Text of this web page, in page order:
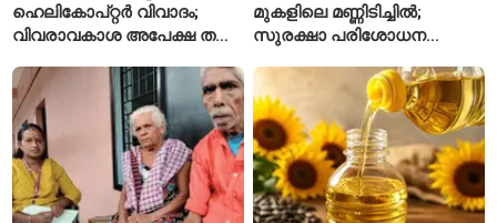
ഹെലികോപ്റ്റർ വിവാദം;
വിവരാവകാശ അപേക്ഷ തള്ളി
മുകളിലെ മണ്ണിടിച്ചിൽ;
സുരക്ഷാ പരിശോധന